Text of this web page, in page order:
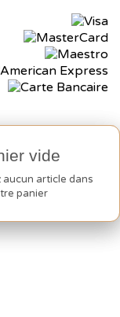
vide
aucun article dans
panier
vide
aucun article dans
panier